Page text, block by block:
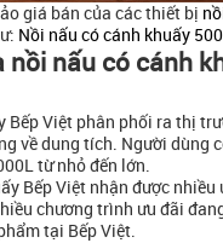
giá bán của các thiết bị
Nồi nấu có cánh khuấy
nồi nấu có cánh
Bếp Việt phân phối ra thị
về dung tích. Người dùng
từ nhỏ đến lớn.
Bếp Việt nhận được nhiều
chương trình ưu đãi
tại Bếp Việt.